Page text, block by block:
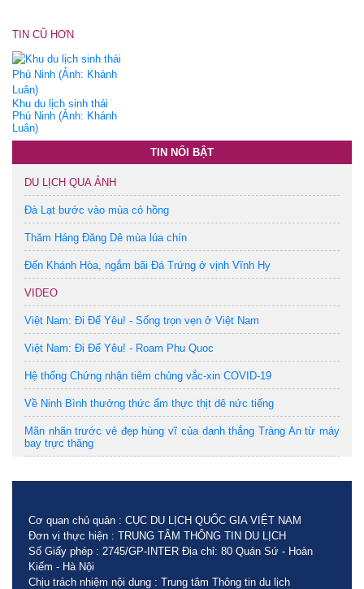
TIN CŨ HƠN
Khu du lịch sinh thái
Phú Ninh (Ảnh: Khánh
Luân)
TIN NỔI BẬT
DU LỊCH QUA ẢNH
Đà Lạt bước vào mùa cỏ hồng
Thăm Háng Đăng Dê mùa lúa chín
Đến Khánh Hòa, ngắm bãi Đá Trứng ở vịnh Vĩnh Hy
VIDEO
Việt Nam: Đi Để Yêu! - Sống trọn vẹn ở Việt Nam
Việt Nam: Đi Để Yêu! - Roam Phu Quoc
Hệ thống Chứng nhận tiêm chủng vắc-xin COVID-19
Về Ninh Bình thưởng thức ẩm thực thịt dê nức tiếng
Mãn nhãn trước vẻ đẹp hùng vĩ của danh thắng Tràng An từ máy
bay trực thăng
Cơ quan chủ quản : CỤC DU LỊCH QUỐC GIA VIỆT NAM
Đơn vị thực hiện : TRUNG TÂM THÔNG TIN DU LỊCH
Số Giấy phép : 2745/GP-INTER Địa chỉ: 80 Quán Sứ - Hoàn
Kiếm - Hà Nội
Chịu trách nhiệm nội dung : Trung tâm Thông tin du lịch